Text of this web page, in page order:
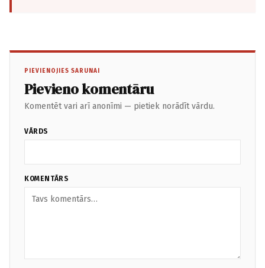
PIEVIENOJIES SARUNAI
Pievieno komentāru
Komentēt vari arī anonīmi — pietiek norādīt vārdu.
VĀRDS
KOMENTĀRS